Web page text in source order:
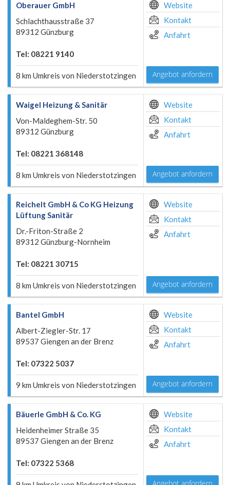
Oberauer GmbH
Schlachthausstraße 37
89312 Günzburg
Tel: 08221 9140
8 km Umkreis von Niederstotzingen
Website
Kontakt
Anfahrt
Angebot anfordern
Waigel Heizung & Sanitär
Von-Maldeghem-Str. 50
89312 Günzburg
Tel: 08221 368148
8 km Umkreis von Niederstotzingen
Website
Kontakt
Anfahrt
Angebot anfordern
Reichelt GmbH & Co KG Heizung
Lüftung Sanitär
Dr.-Friton-Straße 2
89312 Günzburg-Nornheim
Tel: 08221 30715
8 km Umkreis von Niederstotzingen
Website
Kontakt
Anfahrt
Angebot anfordern
Bantel GmbH
Albert-Ziegler-Str. 17
89537 Giengen an der Brenz
Tel: 07322 5037
9 km Umkreis von Niederstotzingen
Website
Kontakt
Anfahrt
Angebot anfordern
Bäuerle GmbH & Co. KG
Heidenheimer Straße 35
89537 Giengen an der Brenz
Tel: 07322 5368
Website
Kontakt
Anfahrt